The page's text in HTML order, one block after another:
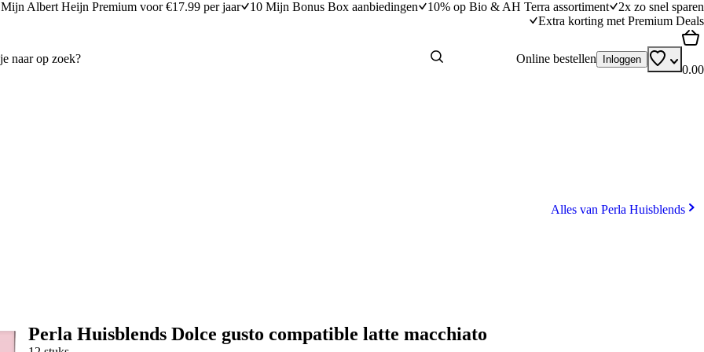
Mijn Albert Heijn Premium voor €17.99 per jaar 10 Mijn Bonus Box aanbiedingen 10% op Bio & AH Terra assortiment
2x zo snel sparen
Extra korting met Premium Deals
Online bestellen Inloggen
0.00
Alles van Perla Huisblends
Perla Huisblends Dolce gusto compatible latte macchiato